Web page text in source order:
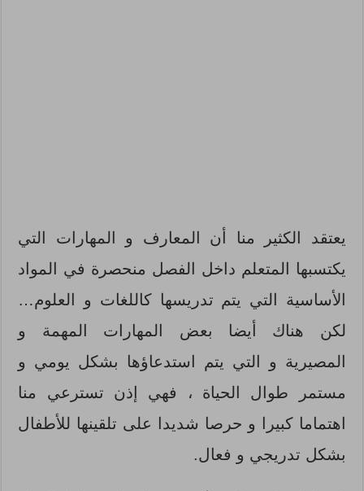
يعتقد الكثير منا أن المعارف و المهارات التي
يكتسبها المتعلم داخل الفصل منحصرة في المواد
الأساسية التي يتم تدريسها كاللغات و العلوم…
لكن هناك أيضا بعض المهارات المهمة و
المصيرية و التي يتم استدعاؤها بشكل يومي و
مستمر طوال الحياة ، فهي إذن تسترعي منا
اهتماما كبيرا و حرصا شديدا على تلقينها للأطفال
بشكل تدريجي و فعال.